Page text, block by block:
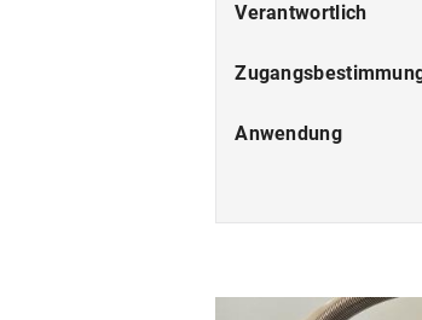
Verantwortlich
Anwendung